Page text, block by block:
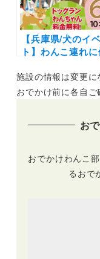
【兵庫県/犬のイ
ト】わんこ連れ
さ」の初イベン
マルシェや無料
ト」（道の駅ちく
施設の情報は変更に
おでかけ前に各自ご
お
おでかけわんこ
るおで